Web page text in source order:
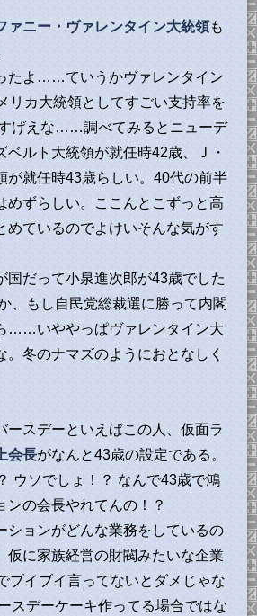
ァニー・ヴァレンタイン大統領も
たよ……ていうかヴァレンタイン
リカ大統領としてすごい支持率を
げえな……調べてみるとニューデ
ベルト大統領が就任時42歳、Ｊ・
が就任時43歳らしい。40代の前半
めずらしい。ここんとこずっと高
めているのでよけいそんな気がす
だって小泉進次郎が43歳でした
、もし自民党総裁選に勝って内閣
……いややっぱヴァレンタイン大
。冬のナマズのようにおとなしく
スデーといえばこの人、仮面ラ
会長がなんと43歳の設定である。
ウソでしょ！？ なんで43歳で鴻
ンの会長やれてんの！？
ョンがどんな業務をしているの
仮に家族経営の財閥みたいな企業
ブイブイ言ってないとダメじゃな
スデーケーキ作ってる場合ではな